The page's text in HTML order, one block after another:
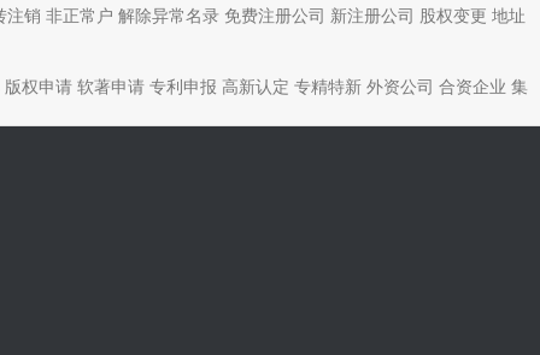
注销 非正常户 解除异常名录 免费注册公司 新注册公司 股权变更 地址
版权申请 软著申请 专利申报 高新认定 专精特新 外资公司 合资企业 集